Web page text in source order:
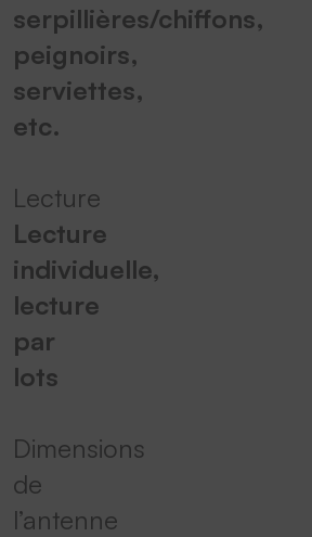
serpillières/chiffons,
peignoirs,
serviettes,
etc.
Lecture
Lecture
individuelle,
lecture
par
lots
Dimensions
de
l’antenne